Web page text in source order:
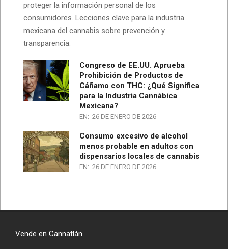
proteger la información personal de los
consumidores. Lecciones clave para la industria
mexicana del cannabis sobre prevención y
transparencia.
Congreso de EE.UU. Aprueba
Prohibición de Productos de
Cáñamo con THC: ¿Qué Significa
para la Industria Cannábica
Mexicana?
EN: 26 DE ENERO DE 2026
Consumo excesivo de alcohol
menos probable en adultos con
dispensarios locales de cannabis
EN: 26 DE ENERO DE 2026
Vende en Cannatlán